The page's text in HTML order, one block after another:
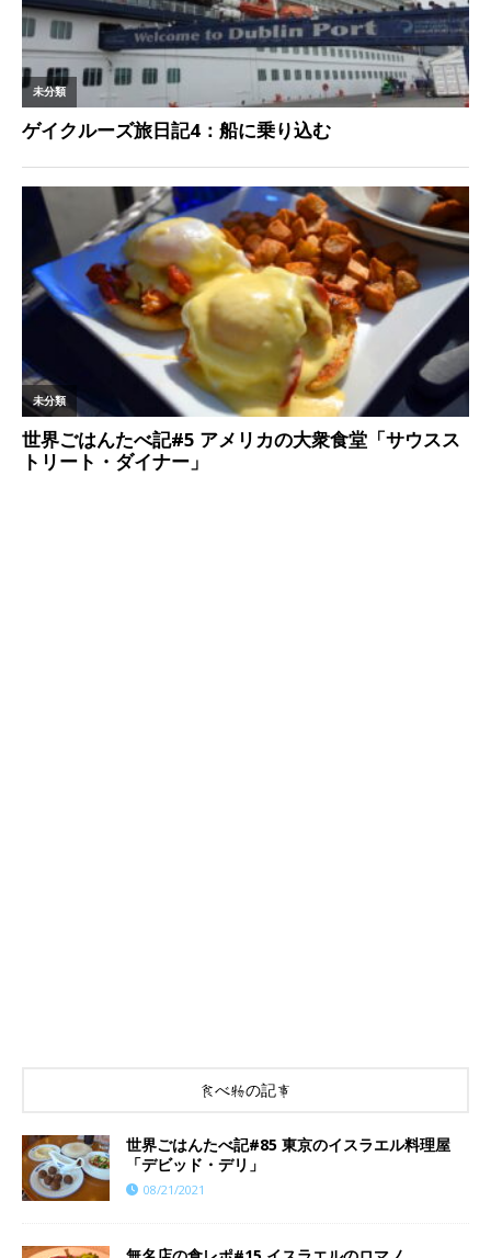
食べ物の記事
世界ごはんたべ記#85 東京のイスラエル料理屋
「デビッド・デリ」
08/21/2021